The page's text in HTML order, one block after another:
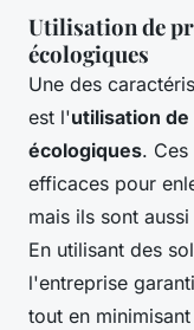
Utilisation de
écologiques
Une des
est l'utilisation
écologiques.
efficaces pour
mais ils sont
En utilisant des
l'entreprise
tout en